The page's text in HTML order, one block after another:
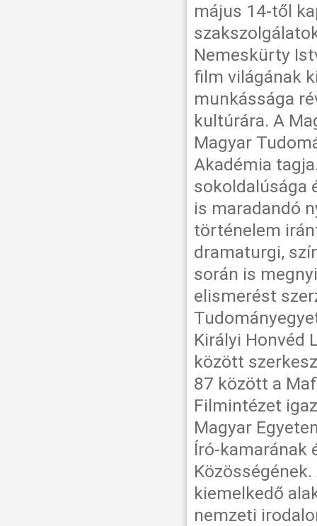
május 14-től
Nemeskürty
film világának
munkássága
kultúrára. A
Magyar
Akadémia
sokoldalúsága
is maradandó
történelem
dramaturgi,
során is
elismerést
Királyi Honvéd
között
87 között a
Filmintézet
Magyar
Író-kamarának
kiemelkedő
nemzeti